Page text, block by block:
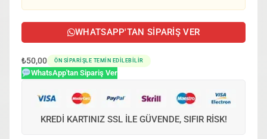
WHATSAPP'TAN SIPARIŞ VER
₺50,00 ÖN SIPARIŞLE TEMIN EDILEBILIR
WhatsApp'tan Sipariş Ver
KREDI KARTINIZ SSL ILE GÜVENDE, SIFIR RISK!